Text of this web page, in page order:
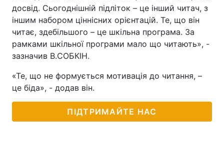
досвід. Сьогоднішній підліток – це інший читач, з
іншим набором ціннісних орієнтацій. Те, що він
читає, здебільшого – це шкільна програма. За
рамками шкільної програми мало що читають», -
зазначив В.СОБКІН.
«Те, що не формується мотивація до читання, –
це біда», - додав він.
ПІДТРИМАЙТЕ НАС